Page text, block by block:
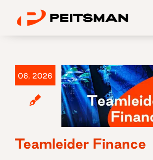
inhoud
06, 2026
Teamleider
Teamleider Finance